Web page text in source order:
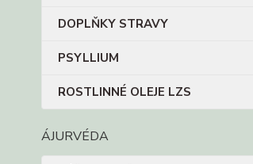
DOPLŇKY STRAVY
PSYLLIUM
ROSTLINNÉ OLEJE LZS
ÁJURVÉDA